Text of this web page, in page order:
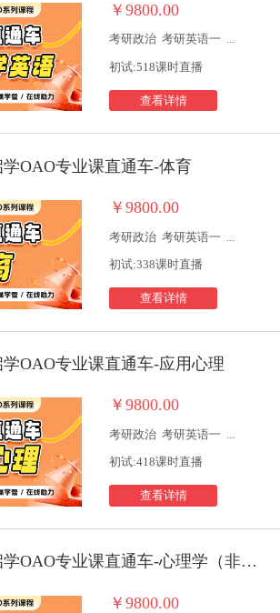
￥9800.00
考研政治 考研英语一 ...
初试:518课时直播
查看详情
学OAO专业课直通车-体育
￥9800.00
考研政治 考研英语一
初试:338课时直播
查看详情
OAO专业课直通车-应用心理
￥9800.00
考研政治 考研英语一
初试:418课时直播
查看详情
2027考研网校启学OAO专业课直通车-心理学（非统考）
￥9800.00